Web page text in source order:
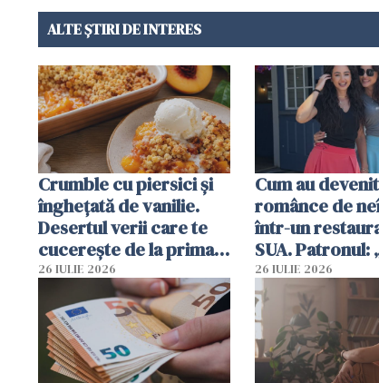
ALTE ȘTIRI DE INTERES
Crumble cu piersici și
înghețată de vanilie.
Desertul verii care te
cucerește de la prima
lingură
26 IULIE 2026
Cum au
românce de
într-un
SUA. Patronul:
ce o să mă fac
26 IULIE 2026